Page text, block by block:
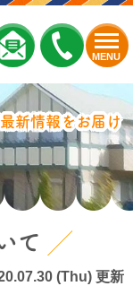
MENU
新情報をお届け
て
(Thu) 更新